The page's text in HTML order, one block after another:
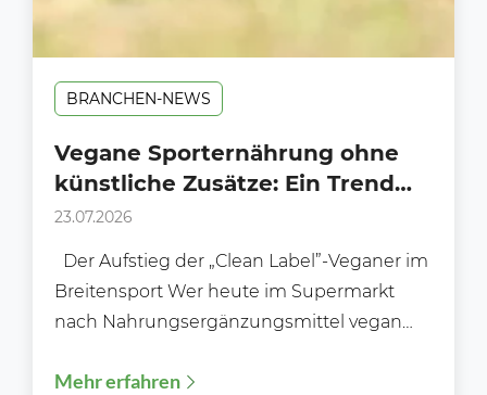
BRANCHEN-NEWS
Vegane Sporternährung ohne
künstliche Zusätze: Ein Trend
am Supermarkt-Regal?
23.07.2026
Der Aufstieg der „Clean Label”-Veganer im
Breitensport Wer heute im Supermarkt
nach Nahrungsergänzungsmittel vegan
Mehr erfahren